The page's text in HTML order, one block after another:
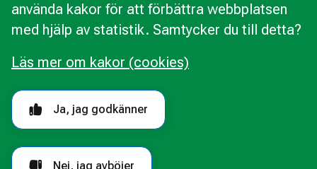
använda kakor för att förbättra webbplatsen
med hjälp av statistik. Samtycker du till detta?
Ja, jag godkänner
Nej, jag avböjer
Läs mer om kakor (cookies)
Om webbplatsen
Behandling av personuppgifter